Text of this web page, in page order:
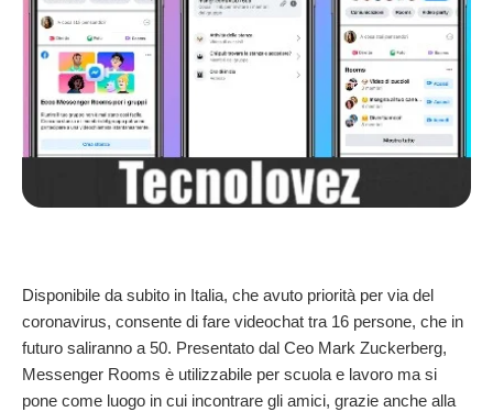
Disponibile da subito in Italia, che avuto priorità per via del
coronavirus, consente di fare videochat tra 16 persone, che in
futuro saliranno a 50. Presentato dal Ceo Mark Zuckerberg,
Messenger Rooms è utilizzabile per scuola e lavoro ma si
pone come luogo in cui incontrare gli amici, grazie anche alla